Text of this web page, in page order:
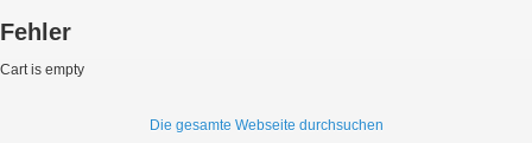
Fehler
Cart is empty
Die gesamte Webseite durchsuchen